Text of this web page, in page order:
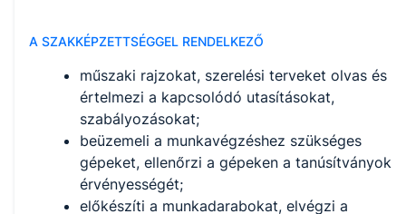
A SZAKKÉPZETTSÉGGEL RENDELKEZŐ
műszaki rajzokat, szerelési terveket olvas és
értelmezi a kapcsolódó utasításokat,
szabályozásokat;
beüzemeli a munkavégzéshez szükséges
gépeket, ellenőrzi a gépeken a tanúsítványok
érvényességét;
előkészíti a munkadarabokat, elvégzi a